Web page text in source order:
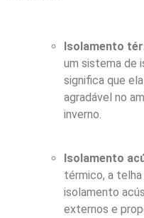
Isolamento
um sistema de
significa que
agradável no
inverno.
Isolamento
térmico, a
isolamento
externos e